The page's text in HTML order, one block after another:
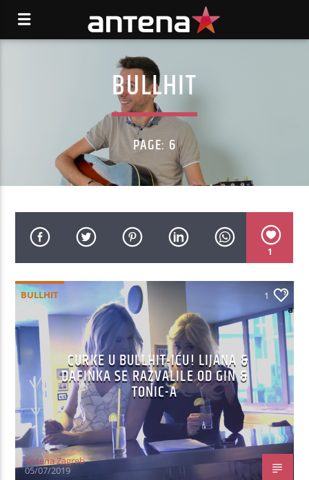
BULLHIT
PAGE: 6
1
BULLHIT 1
CURKE U BULLHIT-IĆU! LIJANA &
DAFINKA SE RAZVALILE OD GIN &
TONIC-A
Antena Zagreb
05/07/2019